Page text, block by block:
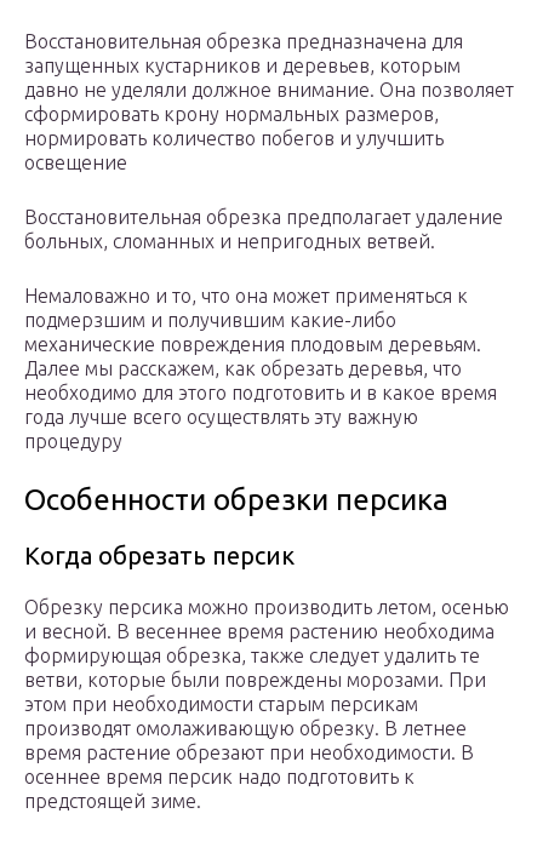
Восстановительная обрезка предназначена для
запущенных кустарников и деревьев, которым
давно не уделяли должное внимание. Она позволяет
сформировать крону нормальных размеров,
нормировать количество побегов и улучшить
освещение
Восстановительная обрезка предполагает удаление
больных, сломанных и непригодных ветвей.
Немаловажно и то, что она может применяться к
подмерзшим и получившим какие-либо
механические повреждения плодовым деревьям.
Далее мы расскажем, как обрезать деревья, что
необходимо для этого подготовить и в какое время
года лучше всего осуществлять эту важную
процедуру
Особенности обрезки персика
Когда обрезать персик
Обрезку персика можно производить летом, осенью
и весной. В весеннее время растению необходима
формирующая обрезка, также следует удалить те
ветви, которые были повреждены морозами. При
этом при необходимости старым персикам
производят омолаживающую обрезку. В летнее
время растение обрезают при необходимости. В
осеннее время персик надо подготовить к
предстоящей зиме.